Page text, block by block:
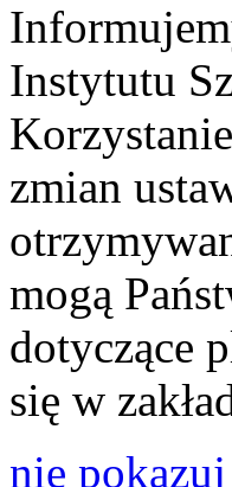
Instytutu
zmian
mogą
dotyczące
się w
nie